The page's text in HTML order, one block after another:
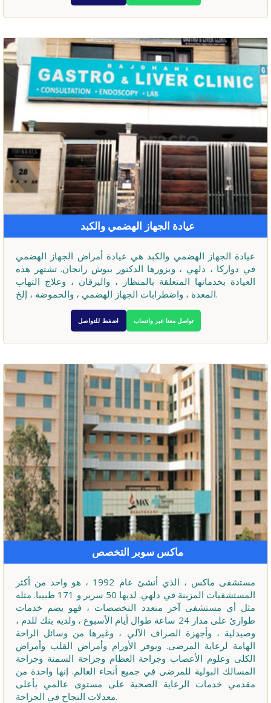
عيادة الجهاز الهضمي والكبد
عيادة الجهاز الهضمي والكبد هي عيادة أمراض الجهاز الهضمي
في دواركا ، دلهي ، ويزورها الدكتور بيوش رانجان. تشتهر هذه
العيادة بخدماتها المتعلقة بالمنظار ، واليرقان ، وعلاج التهاب
المعدة ، واضطرابات الجهاز الهضمي ، والحموضة ، إلخ.
اضغط للتواصل تواصل معنا عبر واتساب
ماكس سوبر التخصص
مستشفى ماكس ، الذي أنشئ عام 1992 ، هو واحد من أكثر
المستشفيات المزينة في دلهي. لديها 50 سرير و 171 طبيبا. مثله
مثل أي مستشفى آخر متعدد التخصصات ، فهو يضم خدمات
طوارئ على مدار 24 ساعة طوال أيام الأسبوع ، ولديه بنك للدم ،
وصيدلية ، وأجهزة الصراف الآلي ، وغيرها من وسائل الراحة
الهامة لرعاية المرضى. ويوفر الأورام وأمراض القلب وأمراض
الكلى وعلوم الأعصاب وجراحة العظام وجراحة السمنة وجراحة
المسالك البولية للمرضى في جميع أنحاء العالم. إنها واحدة من
مقدمي خدمات الرعاية الصحية على مستوى عالمي بأعلى
معدلات النجاح في الجراحة.